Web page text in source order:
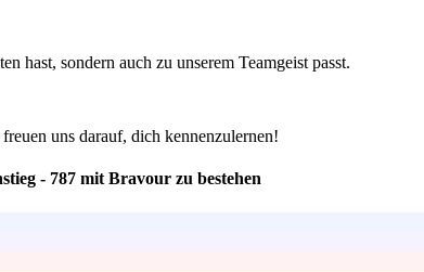
hast, sondern auch zu unserem Teamgeist passt.
uns darauf, dich kennenzulernen!
- 787 mit Bravour zu bestehen